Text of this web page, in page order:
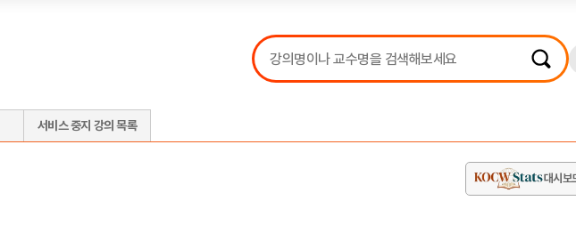
강의리스트
수강확인증강의
서비스 중지 강의 목록
대시보